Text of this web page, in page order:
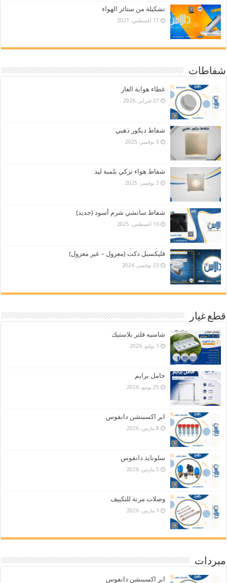
تشكيلة من ستائر الهواء
17 أغسطس، 2021
شفاطات
غطاء هواية الغاز
27 فبراير، 2026
شفاط ديكور ذهبي
5 نوفمبر، 2025
شفاط هواء تركي بلمبة ليد
3 نوفمبر، 2025
شفاط سانشي شرم أسود (جديد)
16 أغسطس، 2025
فليكسبل دكت (معزول – غير معزول)
23 نوفمبر، 2024
قطع غيار
شاسيه فلتر بلاستيك
1 يوليو، 2026
حامل برايم
25 يونيو، 2026
ابر اكسبنشن دانفوس
8 مارس، 2026
سلونايد دانفوس
5 مارس، 2026
وصلات مرنة للتكييف
1 مارس، 2026
مبردات
ابر اكسبنشن دانفوس